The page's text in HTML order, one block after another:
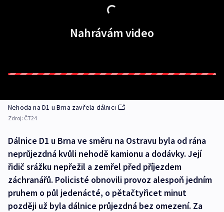
Nahrávám video
Nehoda na D1 u Brna zavřela dálnici
Zdroj: ČT24
Dálnice D1 u Brna ve směru na Ostravu byla od rána
neprůjezdná kvůli nehodě kamionu a dodávky. Její
řidič srážku nepřežil a zemřel před příjezdem
záchranářů. Policisté obnovili provoz alespoň jedním
pruhem o půl jedenácté, o pětačtyřicet minut
později už byla dálnice průjezdná bez omezení. Za